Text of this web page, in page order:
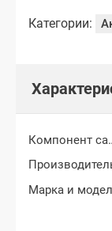
Категории:
Марка и